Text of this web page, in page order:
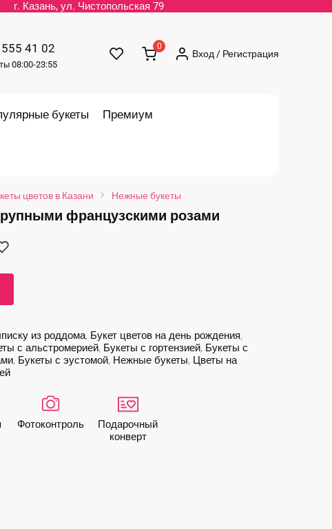
г. Казань, ул. Чистопольская 79
41 02
08:00-23:55
0
Вход / Регистрация
букеты Премиум
цветов в Казани Нежные букеты
французскими розами
из роддома, Букет цветов на день рождения,
с альстромерией, Букеты с гортензией, Букеты с
, Букеты с эустомой, Нежные букеты, Цветы на
Фото­контроль
Подарочный
конверт